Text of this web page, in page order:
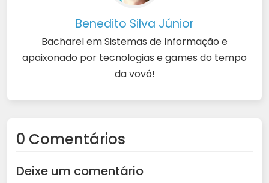
Benedito Silva Júnior
Bacharel em Sistemas de Informação e
apaixonado por tecnologias e games do tempo
da vovó!
0 Comentários
Deixe um comentário